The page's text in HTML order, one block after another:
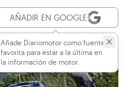
AÑADIR EN GOOGLE
Añade Diariomotor como fuente
favorita para estar a la última en
la información de motor.